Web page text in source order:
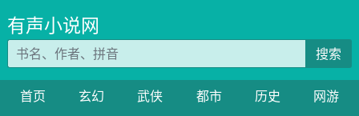
有声小说网
搜索
首页 玄幻 武侠 都市 历史
网游